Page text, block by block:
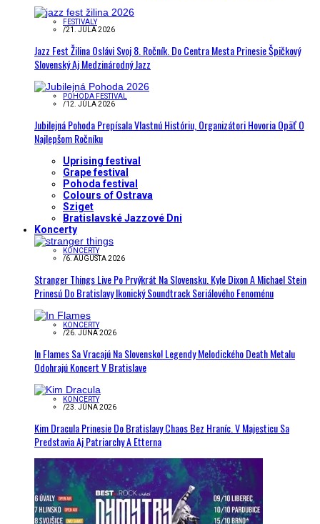
FESTIVALY
/21. JÚLA 2026
Jazz Fest Žilina Oslávi Svoj 8. Ročník. Do Centra Mesta Prinesie Špičkový
Slovenský Aj Medzinárodný Jazz
POHODA FESTIVAL
/12. JÚLA 2026
Jubilejná Pohoda Prepísala Vlastnú Históriu, Organizátori Hovoria Opäť O
Najlepšom Ročníku
Uprising festival
Grape festival
Pohoda festival
Colours of Ostrava
Sziget
Bratislavské Jazzové Dni
Koncerty
KONCERTY
/6. AUGUSTA 2026
Stranger Things Live Po Prvýkrát Na Slovensku. Kyle Dixon A Michael Stein
Prinesú Do Bratislavy Ikonický Soundtrack Seriálového Fenoménu
KONCERTY
/26. JÚNA 2026
In Flames Sa Vracajú Na Slovensko! Legendy Melodického Death Metalu
Odohrajú Koncert V Bratislave
KONCERTY
/23. JÚNA 2026
Kim Dracula Prinesie Do Bratislavy Chaos Bez Hraníc. V Majesticu Sa
Predstavia Aj Patriarchy A Etterna